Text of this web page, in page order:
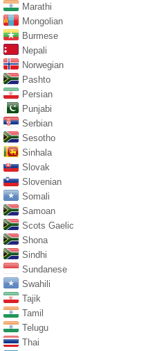
Marathi
Mongolian
Burmese
Nepali
Norwegian
Pashto
Persian
Punjabi
Serbian
Sesotho
Sinhala
Slovak
Slovenian
Somali
Samoan
Scots Gaelic
Shona
Sindhi
Sundanese
Swahili
Tajik
Tamil
Telugu
Thai